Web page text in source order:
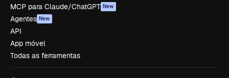
MCP para Claude/ChatGPT New
Agentes New
API
App móvel
Todas as ferramentas